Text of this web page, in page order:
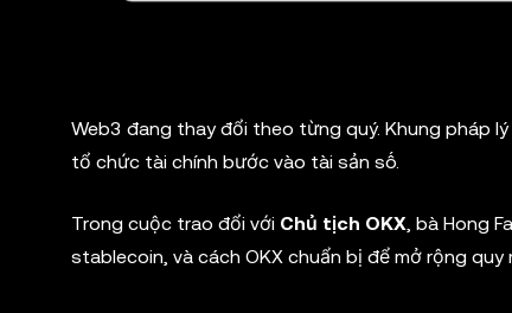
Web3 đang thay đổi theo từng quý. Khung pháp
tổ chức tài chính bước vào tài sản số.
Trong cuộc trao đổi với Chủ tịch OKX, bà Hong
stablecoin, và cách OKX chuẩn bị để mở rộng quy